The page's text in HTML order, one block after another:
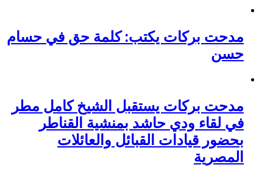
مدحت بركات يكتب: كلمة حق في حسام
حسن
مدحت بركات يستقبل الشيخ كامل مطر
في لقاء ودي حاشد بمنشية القناطر
بحضور قيادات القبائل والعائلات
المصرية